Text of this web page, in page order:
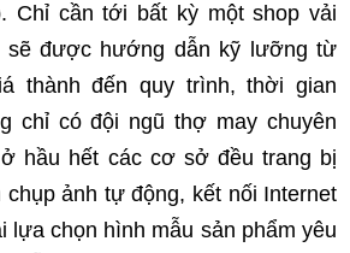
Chỉ cần tới bất kỳ một shop vải
sẽ được hướng dẫn kỹ lưỡng từ
thành đến quy trình, thời gian
chỉ có đội ngũ thợ may chuyên
hầu hết các cơ sở đều trang bị
chụp ảnh tự động, kết nối Internet
lựa chọn hình mẫu sản phẩm yêu